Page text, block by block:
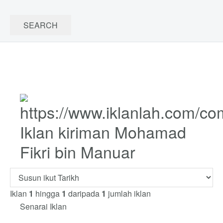
Iklan kiriman Mohamad
Fikri bin Manuar
Iklan 1 hingga 1 daripada 1 jumlah iklan
Senarai Iklan